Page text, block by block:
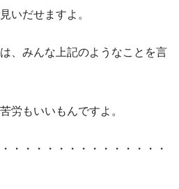
いだせますよ。
、みんな上記のようなことを言
労もいいもんですよ。
・・・・・・・・・・・・・・